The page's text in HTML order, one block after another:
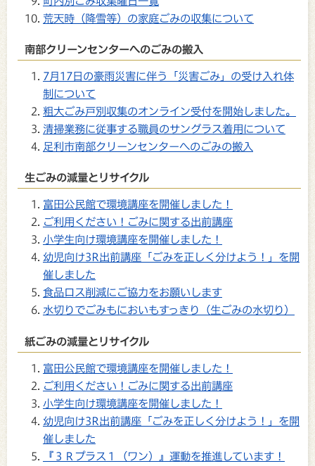
荒天時（降雪等）の家庭ごみの収集について
南部クリーンセンターへのごみの搬入
7月17日の豪雨災害に伴う「災害ごみ」の受け入れ体
制について
粗大ごみ戸別収集のオンライン受付を開始しました。
清掃業務に従事する職員のサングラス着用について
足利市南部クリーンセンターへのごみの搬入
生ごみの減量とリサイクル
富田公民館で環境講座を開催しました！
ご利用ください！ごみに関する出前講座
小学生向け環境講座を開催しました！
幼児向け3R出前講座「ごみを正しく分けよう！」を開
催しました
食品ロス削減にご協力をお願いします
水切りでごみもにおいもすっきり（生ごみの水切り）
紙ごみの減量とリサイクル
富田公民館で環境講座を開催しました！
ご利用ください！ごみに関する出前講座
小学生向け環境講座を開催しました！
幼児向け3R出前講座「ごみを正しく分けよう！」を開
催しました
『３Ｒプラス１（ワン）』運動を推進しています！